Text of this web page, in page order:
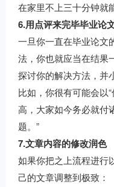
在家里不上三十分钟就
6.用点评来完毕毕业论
一旦你一直在毕业论文
法，你也就应当在结果
探讨你的解决方法，并
比如，你很有可能会以
高，大家如今务必就付
题。”
7.文章内容的修改润色
如果你把之上流程进行
己的文章调整到极致：